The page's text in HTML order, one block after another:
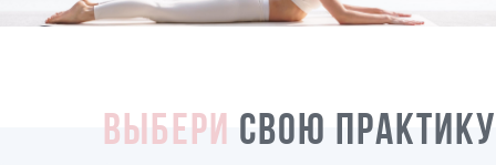
ВЫБЕРИ СВОЮ ПРАКТИКУ